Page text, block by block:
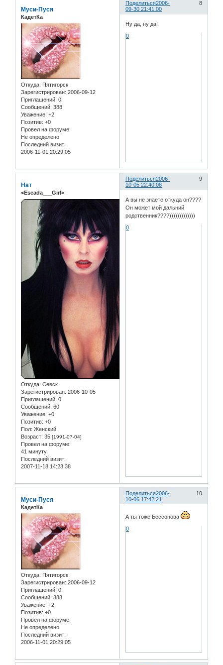
Поделиться 8
2006-
09-30 21:41:00
Муси-Пуся
КадетКа
Откуда: Пятигорск
Зарегистрирован: 2006-09-12
Приглашений: 0
Сообщений: 388
Уважение: +2
Позитив: +0
Провел на форуме:
Не определено
Последний визит:
2006-11-01 20:29:05
Ну да, ну да!
0
Поделиться 9
2006-
10-05 22:40:08
Нат
<Escada___Girl>
Откуда: Севск
Зарегистрирован: 2006-10-05
Приглашений: 0
Сообщений: 60
Уважение: +0
Позитив: +0
Пол: Женский
Возраст: 35 [1991-07-04]
Провел на форуме:
41 минуту
Последний визит:
2007-11-18 14:23:38
А вы не знаете откуда он????
Он может мой дальний
родственник????)))))))))))))
0
Поделиться 10
2006-
10-06 17:42:21
Муси-Пуся
КадетКа
Откуда: Пятигорск
Зарегистрирован: 2006-09-12
Приглашений: 0
Сообщений: 388
Уважение: +2
Позитив: +0
Провел на форуме:
Не определено
Последний визит:
2006-11-01 20:29:05
А ты тоже Бессонова
0